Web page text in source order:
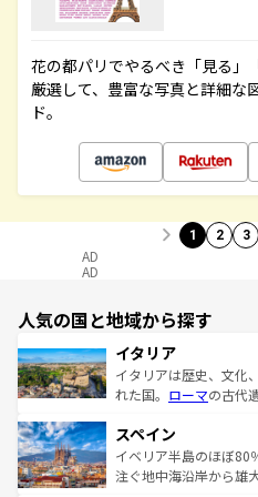
花の都パリでやるべき「見る」
厳選して、豊富な写真と詳細な
ド。
1 2 3
AD
AD
人気の国と地域から探す
イタリア
イタリアは歴史、文化
れた国。 ローマの古代
ろん、トスカーナの美
景など、自然景観も見
ピザやパスタなど、絶
スペイン
イベリア半島のほぼ80
注ぐ地中海沿岸から雄